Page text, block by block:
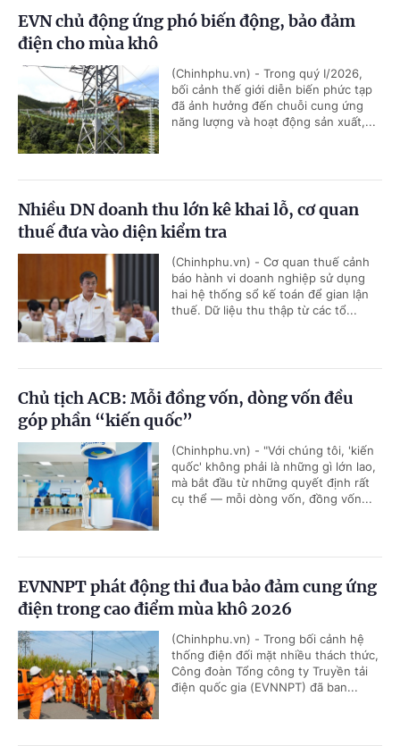
EVN chủ động ứng phó biến động, bảo đảm
điện cho mùa khô
(Chinhphu.vn) - Trong quý I/2026,
bối cảnh thế giới diễn biến phức tạp
đã ảnh hưởng đến chuỗi cung ứng
năng lượng và hoạt động sản xuất,...
Nhiều DN doanh thu lớn kê khai lỗ, cơ quan
thuế đưa vào diện kiểm tra
(Chinhphu.vn) - Cơ quan thuế cảnh
báo hành vi doanh nghiệp sử dụng
hai hệ thống sổ kế toán để gian lận
thuế. Dữ liệu thu thập từ các tổ...
Chủ tịch ACB: Mỗi đồng vốn, dòng vốn đều
góp phần “kiến quốc”
(Chinhphu.vn) - "Với chúng tôi, 'kiến
quốc' không phải là những gì lớn lao,
mà bắt đầu từ những quyết định rất
cụ thể — mỗi dòng vốn, đồng vốn...
EVNNPT phát động thi đua bảo đảm cung ứng
điện trong cao điểm mùa khô 2026
(Chinhphu.vn) - Trong bối cảnh hệ
thống điện đối mặt nhiều thách thức,
Công đoàn Tổng công ty Truyền tải
điện quốc gia (EVNNPT) đã ban...